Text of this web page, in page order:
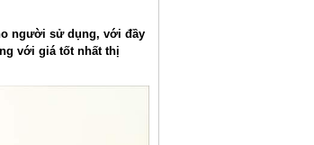
người sử dụng, với đầy
với giá tốt nhất thị